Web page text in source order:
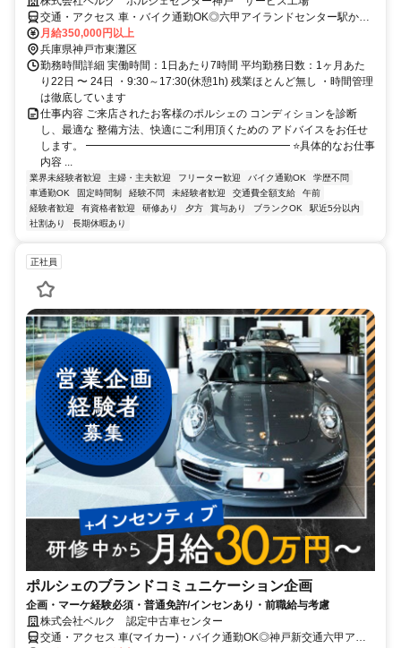
交通・アクセス 車・バイク通勤OK◎六甲アイランドセンター駅から
スグ
月給350,000円以上
兵庫県神戸市東灘区
勤務時間詳細 実働時間：1日あたり7時間 平均勤務日数：1ヶ月あた
り22日 〜 24日 ・9:30～17:30(休憩1h) 残業ほとんど無し ・時間管理
は徹底しています
仕事内容 ご来店されたお客様のポルシェの コンディションを診断
し、最適な 整備方法、快適にご利用頂くための アドバイスをお任せ
します。 ━━━━━━━━━━━━━━━━━━━ ⭐具体的なお仕事
内容 ...
業界未経験者歓迎 主婦・主夫歓迎 フリーター歓迎 バイク通勤OK
学歴不問
車通勤OK
固定時間制 経験不問 未経験者歓迎 交通費全額支給
午前
経験者歓迎
有資格者歓迎 研修あり 夕方 賞与あり ブランクOK
駅近5分以内
社割あり
長期休暇あり
正社員
ポルシェのブランドコミュニケーション企画
企画・マーケ経験必須・普通免許/インセンあり・前職給与考慮
株式会社ベルク 認定中古車センター
交通・アクセス 車(マイカー)・バイク通勤OK◎神戸新交通六甲アイ